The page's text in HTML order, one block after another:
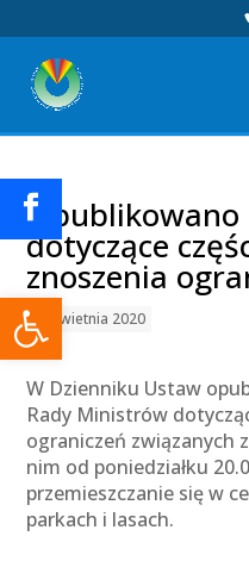
Otwórz pasek narzędzi
Opublikowano
dotyczące
znoszenia
21 kwietnia 2020
W Dzienniku Ustaw
Rady Ministrów
ograniczeń związanych
nim od poniedziałku
przemieszczanie się w
parkach i lasach.